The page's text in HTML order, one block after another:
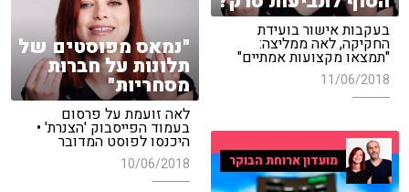
בעקבות אישור בועידת
החקיקה, לאה ממליצה:
"תמצאו מקצועות אמתיים"
11/06/2018
"נמאס מפוסטים של
תלונות על חברות
מסחריות"
לאה זועמת על פרסום
בעמוד הפייסבוק 'הצנרת' •
היכנסו לפוסט המדובר
10/06/2018 מועדון ארוחת הבוקר